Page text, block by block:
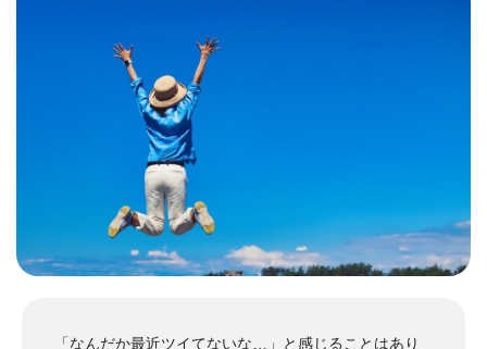
「なんだか最近ツイてないな…」と感じることはあり